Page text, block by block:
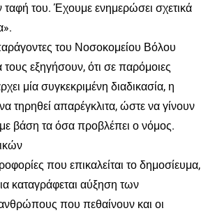
ταφή του. Έχουμε ενημερώσει σχετικά
του Νοσοκομείου Βόλου
εξηγήσουν, ότι σε παρόμοιες
μία συγκεκριμένη διαδικασία, η
τηρηθεί απαρέγκλιτα, ώστε να γίνουν
βάση τα όσα προβλέπει ο νόμος.
που επικαλείται το δημοσίευμα,
καταγράφεται αύξηση των
που πεθαίνουν και οι